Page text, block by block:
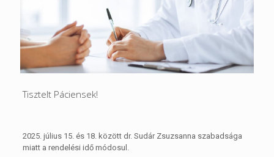
Tisztelt Páciensek!
2025. július 15. és 18. között dr. Sudár Zsuzsanna szabadsága
miatt a rendelési idő módosul.